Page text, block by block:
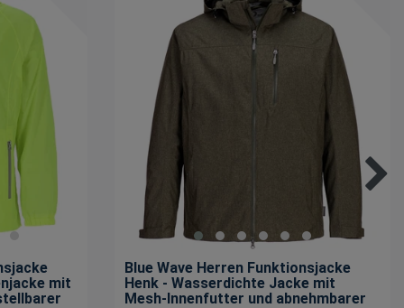
mit
Blue Wave Herren Funktionsjacke
Henk - Wasserdichte Jacke mit
Mesh-Innenfutter und abnehmbarer